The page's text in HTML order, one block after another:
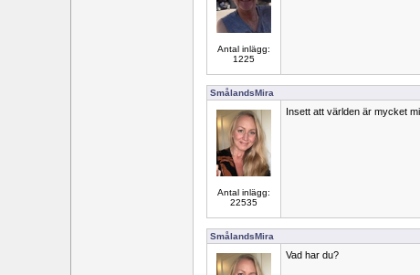
Antal inlägg:
1225
SmålandsMira
Antal inlägg:
22535
Insett att världen är mycket
SmålandsMira
Vad har du?